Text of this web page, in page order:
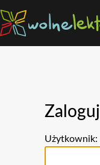
Zaloguj
Użytkownik: